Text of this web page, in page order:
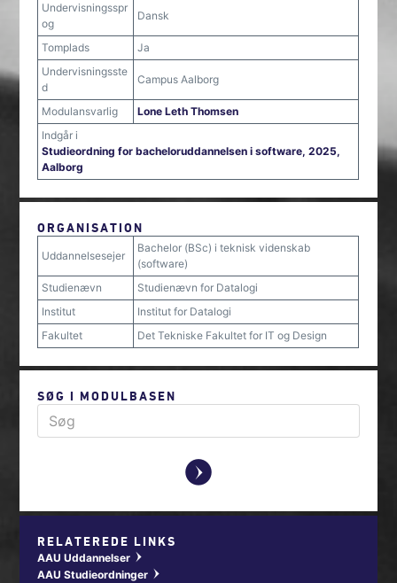
Undervisningsspr
og
Dansk
Tomplads
Ja
Undervisningsste
d
Campus Aalborg
Modulansvarlig
Lone Leth Thomsen
Indgår i
Studieordning for bacheloruddannelsen i software, 2025,
Aalborg
ORGANISATION
Uddannelsesejer
Bachelor (BSc) i teknisk videnskab
(software)
Studienævn
Studienævn for Datalogi
Institut
Institut for Datalogi
Fakultet
Det Tekniske Fakultet for IT og Design
SØG I MODULBASEN
y
RELATEREDE LINKS
AAU Uddannelser w
AAU Studieordninger w